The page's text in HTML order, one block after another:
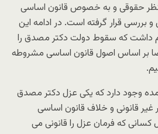
مرداد ۱۳۳۲ از منظر حقوقی و به خصوص قانون اساسی
بررسی قرار گرفته است. در ادامه این
داشت که سقوط دولت دکتر مصدق را
بر اساس اصول قانون اساسی مشروطه
وجود دارد که یکی عزل دکتر مصدق
غیر قانونی و خلاف قانون اساسی
که فرمان عزل را قانونی می